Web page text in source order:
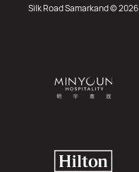
Silk Road Samarkand © 2026